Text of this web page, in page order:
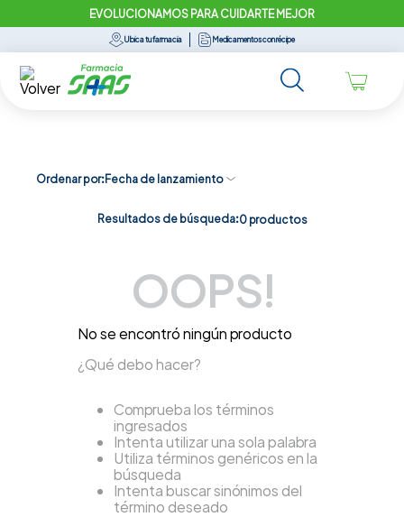
EVOLUCIONAMOS PARA CUIDARTE MEJOR
Ubica tu farmacia Medicamentos con récipe
Ordenar por Fecha de lanzamiento
Resultados de búsqueda:0 productos
OOPS!
No se encontró ningún producto
¿Qué debo hacer?
Comprueba los términos
ingresados
Intenta utilizar una sola palabra
Utiliza términos genéricos en la
búsqueda
Intenta buscar sinónimos del
término deseado